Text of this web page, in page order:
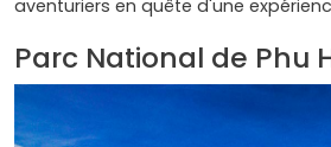
aventuriers en quête d'une
Parc National de Phu